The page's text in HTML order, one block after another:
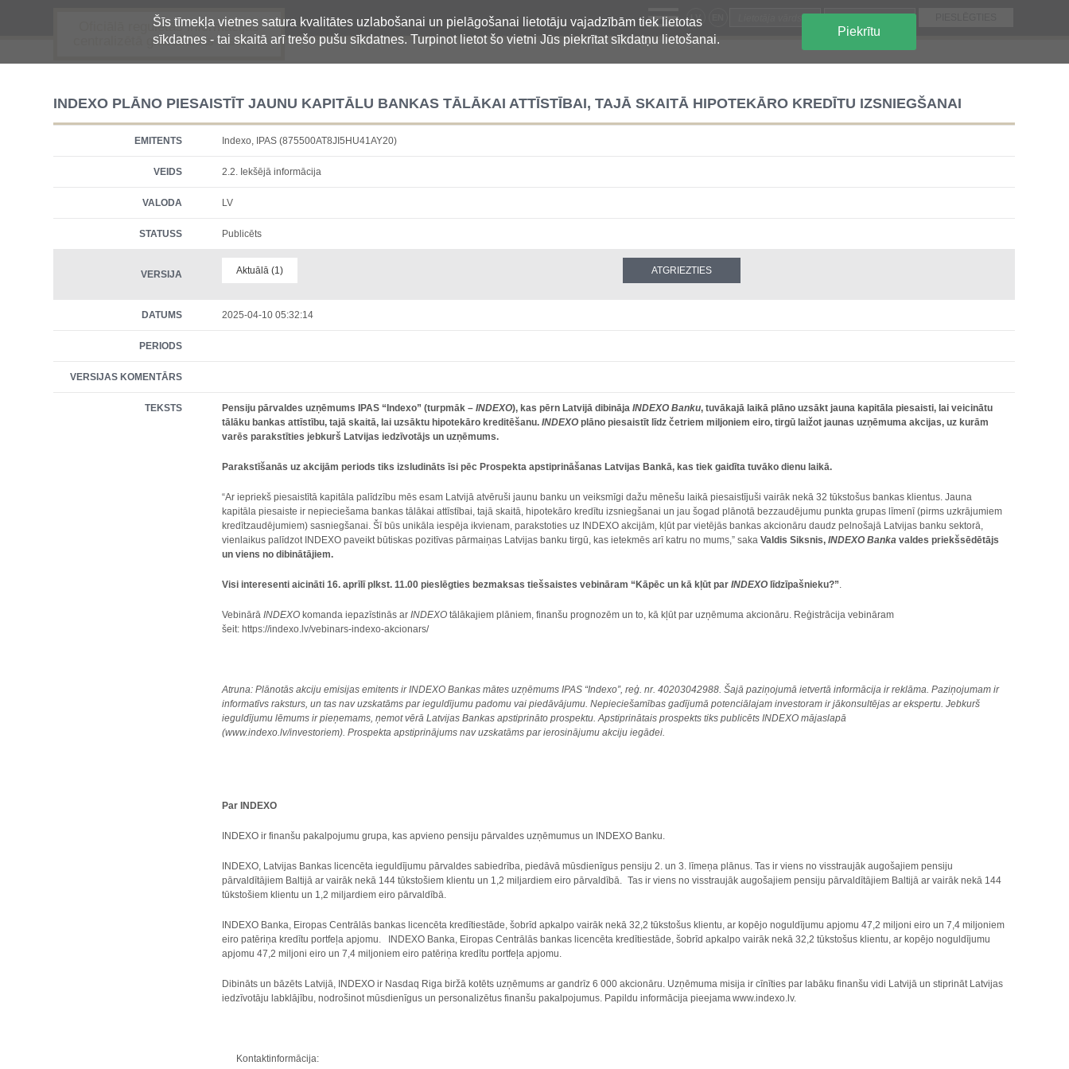
Šīs tīmekļa vietnes satura kvalitātes uzlabošanai un pielāgošanai lietotāju vajadzībām tiek lietotas
sīkdatnes - tai skaitā arī trešo pušu sīkdatnes. Turpinot lietot šo vietni Jūs piekrītat sīkdatņu lietošanai.
Piekrītu
Oficiālā regulētās informācijas
centralizētā glabāšanas sistēma
LV
INDEXO PLĀNO PIESAISTĪT JAUNU KAPITĀLU BANKAS TĀLĀKAI ATTĪSTĪBAI, TAJĀ SKAITĀ HIPOTEKĀRO KREDĪTU IZSNIEGŠANAI
EMITENTS Indexo, IPAS (875500AT8JI5HU41AY20)
VEIDS 2.2. Iekšējā informācija
VALODA LV
STATUSS Publicēts
VERSIJA Aktuālā (1)
DATUMS 2025-04-10 05:32:14
PERIODS
VERSIJAS KOMENTĀRS
TEKSTS Pensiju pārvaldes uzņēmums IPAS “Indexo” (turpmāk –INDEXO), kas pērn Latvijā dibinājaINDEXO Banku, tuvākajā laikā plāno uzsākt jauna kapitāla piesaisti, lai veicinātu
tālāku bankas attīstību, tajā skaitā, lai uzsāktu hipotekāro kreditēšanu.INDEXO plāno piesaistīt līdz četriem miljoniem eiro, tirgū laižot jaunas uzņēmuma akcijas, uz kurām
varēs parakstīties jebkurš Latvijas iedzīvotājs un uzņēmums.
Parakstīšanās uz akcijām periods tiks izsludināts īsi pēc Prospekta apstiprināšanas Latvijas Bankā, kas tiek gaidīta tuvāko dienu laikā.
“Ar iepriekš piesaistītā kapitāla palīdzību mēs esam Latvijā atvēruši jaunu banku un veiksmīgi dažu mēnešu laikā piesaistījuši vairāk nekā 32 tūkstošus bankas klientus. Jauna
kapitāla piesaiste ir nepieciešama bankas tālākai attīstībai, tajā skaitā, hipotekāro kredītu izsniegšanai un jau šogad plānotā bezzaudējumu punkta grupas līmenī (pirms uzkrājumiem
kredītzaudējumiem) sasniegšanai. Šī būs unikāla iespēja ikvienam, parakstoties uz INDEXO akcijām, kļūt par vietējās bankas akcionāru daudz pelnošajā Latvijas banku sektorā,
vienlaikus palīdzot INDEXO paveikt būtiskas pozitīvas pārmaiņas Latvijas banku tirgū, kas ietekmēs arī katru no mums,” sakaValdis Siksnis,INDEXO Banka valdes priekšsēdētājs
un viens no dibinātājiem.
Visi interesenti aicināti 16. aprīlī plkst. 11.00 pieslēgties bezmaksas tiešsaistes vebināram “Kāpēc un kā kļūt parINDEXO līdzīpašnieku?”.
VebinārāINDEXO komanda iepazīstinās arINDEXO tālākajiem plāniem, finanšu prognozēm un to, kā kļūt par uzņēmuma akcionāru. Reģistrācija vebināram
šeit: https://indexo.lv/vebinars-indexo-akcionars/
Atruna:Plānotās akciju emisijas emitents ir INDEXO Bankas mātes uzņēmums IPAS “Indexo”, reģ. nr. 40203042988. Šajā paziņojumā ietvertā informācija ir reklāma. Paziņojumam ir
informatīvs raksturs, un tas nav uzskatāms par ieguldījumu padomu vai piedāvājumu. Nepieciešamības gadījumā potenciālajam investoram ir jākonsultējas ar ekspertu. Jebkurš
ieguldījumu lēmums ir pieņemams, ņemot vērā Latvijas Bankas apstiprināto prospektu. Apstiprinātais prospekts tiks publicēts INDEXO mājaslapā
(www.indexo.lv/investoriem).Prospekta apstiprinājums nav uzskatāms par ierosinājumu akciju iegādei.
Par INDEXO
INDEXO ir finanšu pakalpojumu grupa, kas apvieno pensiju pārvaldes uzņēmumus un INDEXO Banku.
INDEXO, Latvijas Bankas licencēta ieguldījumu pārvaldes sabiedrība, piedāvā mūsdienīgus pensiju 2. un 3. līmeņa plānus. Tas ir viens no visstraujāk augošajiem pensiju
pārvaldītājiem Baltijā ar vairāk nekā 144 tūkstošiem klientu un 1,2 miljardiem eiro pārvaldībā. Tas ir viens no visstraujāk augošajiem pensiju pārvaldītājiem Baltijā ar vairāk nekā 144
tūkstošiem klientu un 1,2 miljardiem eiro pārvaldībā.
INDEXO Banka, Eiropas Centrālās bankas licencēta kredītiestāde, šobrīd apkalpo vairāk nekā 32,2 tūkstošus klientu, ar kopējo noguldījumu apjomu 47,2 miljoni eiro un 7,4 miljoniem
eiro patēriņa kredītu portfeļa apjomu. INDEXO Banka, Eiropas Centrālās bankas licencēta kredītiestāde, šobrīd apkalpo vairāk nekā 32,2 tūkstošus klientu, ar kopējo noguldījumu
apjomu 47,2 miljoni eiro un 7,4 miljoniem eiro patēriņa kredītu portfeļa apjomu.
Dibināts un bāzēts Latvijā, INDEXO ir Nasdaq Riga biržā kotēts uzņēmums ar gandrīz 6 000 akcionāru. Uzņēmuma misija ir cīnīties par labāku finanšu vidi Latvijā un stiprināt Latvijas
iedzīvotāju labklājību, nodrošinot mūsdienīgus un personalizētus finanšu pakalpojumus. Papildu informācija pieejama www.indexo.lv.
Kontaktinformācija: